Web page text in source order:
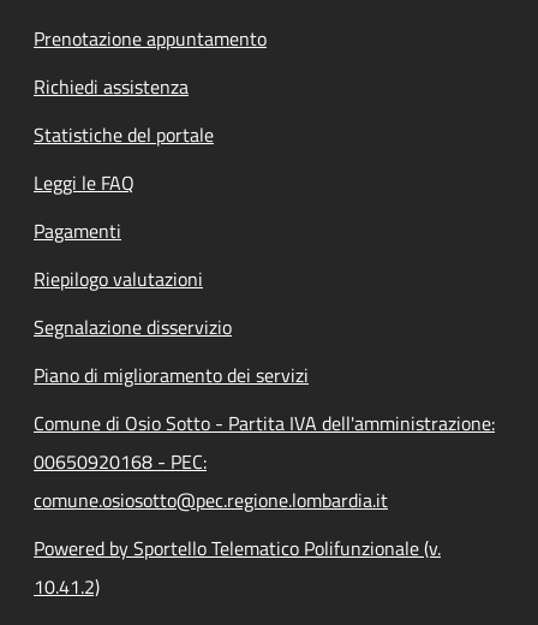
Prenotazione appuntamento
Richiedi assistenza
Statistiche del portale
Leggi le FAQ
Pagamenti
Riepilogo valutazioni
Segnalazione disservizio
Piano di miglioramento dei servizi
Comune di Osio Sotto - Partita IVA dell'amministrazione:
00650920168 - PEC:
comune.osiosotto@pec.regione.lombardia.it
Powered by Sportello Telematico Polifunzionale (v.
10.41.2)